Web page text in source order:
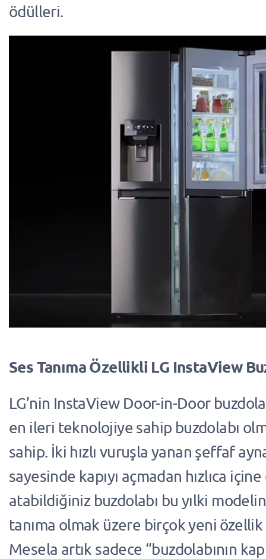
ödülleri.
Ses Tanıma Özellikli LG InstaView
LG’nin InstaView Door-in-Door
en ileri teknolojiye sahip buzdolabı
sahip. İki hızlı vuruşla yanan şeffaf
sayesinde kapıyı açmadan hızlıca içine
atabildiğiniz buzdolabı bu yılki
tanıma olmak üzere birçok yeni
Mesela artık sadece “buzdolabının